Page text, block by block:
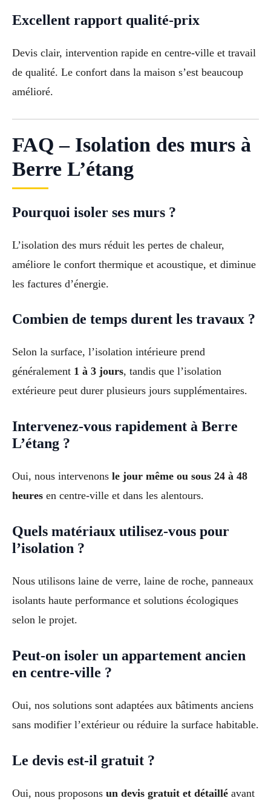
Excellent rapport qualité-prix
Devis clair, intervention rapide en centre-ville et travail
de qualité. Le confort dans la maison s’est beaucoup
amélioré.
FAQ – Isolation des murs à
Berre L’étang
Pourquoi isoler ses murs ?
L’isolation des murs réduit les pertes de chaleur,
améliore le confort thermique et acoustique, et diminue
les factures d’énergie.
Combien de temps durent les travaux ?
Selon la surface, l’isolation intérieure prend
généralement 1 à 3 jours, tandis que l’isolation
extérieure peut durer plusieurs jours supplémentaires.
Intervenez-vous rapidement à Berre
L’étang ?
Oui, nous intervenons le jour même ou sous 24 à 48
heures en centre-ville et dans les alentours.
Quels matériaux utilisez-vous pour
l’isolation ?
Nous utilisons laine de verre, laine de roche, panneaux
isolants haute performance et solutions écologiques
selon le projet.
Peut-on isoler un appartement ancien
en centre-ville ?
Oui, nos solutions sont adaptées aux bâtiments anciens
sans modifier l’extérieur ou réduire la surface habitable.
Le devis est-il gratuit ?
Oui, nous proposons un devis gratuit et détaillé avant